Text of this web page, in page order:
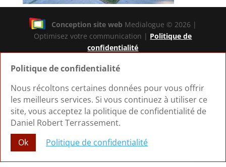
Conception site web Medialogue © 2026 |
Optimisez votre communication | Politique de
confidentialité
Politique de confidentialité
Nous récoltons certaines données pour vous offrir
les meilleurs services. Si vous continuez à utiliser ce
site, vous acceptez la politique de confidentialité de
Daniel Robert Terrassement.
Ok
Politique de confidentialité